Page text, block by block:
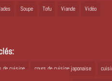
Soupe Tofu Viande Vidéo
de cuisine cours de cuisine japonaise